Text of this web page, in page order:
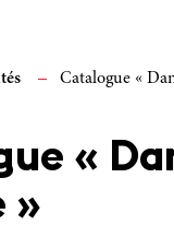
Catalogue «
«
»